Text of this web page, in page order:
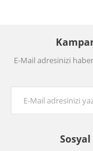
E-Mail adresinizi